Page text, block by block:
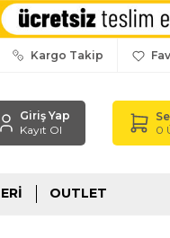
Kargo Takip
Giriş Yap
Kayıt Ol
0
OUTLET